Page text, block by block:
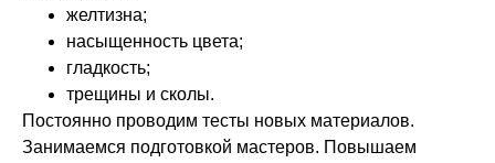
желтизна;
насыщенность цвета;
гладкость;
трещины и сколы.
Постоянно проводим тесты новых материалов.
Занимаемся подготовкой мастеров. Повышаем